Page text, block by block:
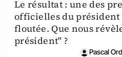
Le résultat : une des
officielles du président
floutée. Que nous
président" ?
Pascal